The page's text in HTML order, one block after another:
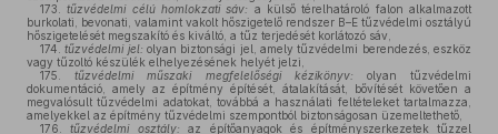
173.
tűzvédelmi célú homlokzati sáv: a külső térelhatároló falon alkalmazott
burkolati, bevonati, valamint vakolt hőszigetelő rendszer B–E tűzvédelmi osztályú
hőszigetelését megszakító és kiváltó, a tűz terjedését korlátozó sáv,
174.
tűzvédelmi jel: olyan biztonsági jel, amely tűzvédelmi berendezés, eszköz
vagy tűzoltó készülék elhelyezésének helyét jelzi,
175.
tűzvédelmi műszaki megfelelőségi kézikönyv: olyan tűzvédelmi
dokumentáció, amely az építmény építését, átalakítását, bővítését követően a
megvalósult tűzvédelmi adatokat, továbbá a használati feltételeket tartalmazza,
amelyekkel az építmény tűzvédelmi szempontból biztonságosan üzemeltethető,
176.
tűzvédelmi osztály: az építőanyagok és építményszerkezetek tűzzel